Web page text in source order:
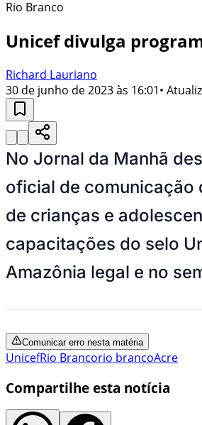
Rio Branco
Unicef divulga
Richard Lauriano
30 de junho de 2023 às 16:01•
No Jornal da Manhã
oficial de comunicação
de crianças e
capacitações do selo
Amazônia legal e no
Comunicar erro nesta matéria
UnicefRio Brancorio brancoAcre
Compartilhe esta notícia